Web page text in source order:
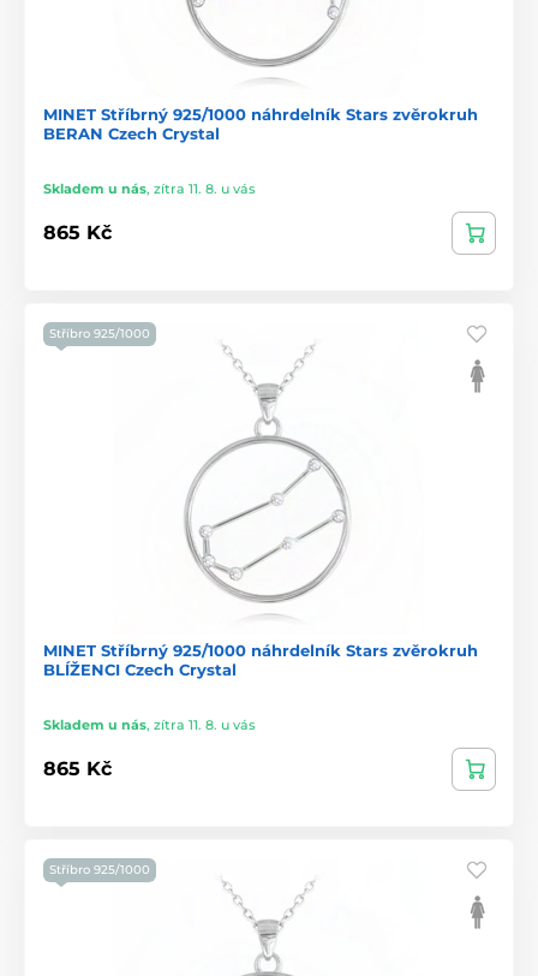
MINET Stříbrný 925/1000 náhrdelník Stars zvěrokruh
BERAN Czech Crystal
Skladem u nás, zítra 11. 8. u vás
865 Kč
Stříbro 925/1000
MINET Stříbrný 925/1000 náhrdelník Stars zvěrokruh
BLÍŽENCI Czech Crystal
Skladem u nás, zítra 11. 8. u vás
865 Kč
Stříbro 925/1000